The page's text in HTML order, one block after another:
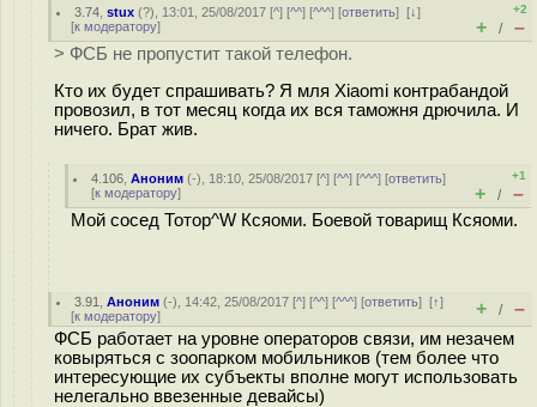
3.74 ,stux (?), 13:01, 25/08/2017 [^] [^^] [^^^] [ответить][↓]
[к модератору]
+2
+ / –
> ФСБ не пропустит такой телефон.
Кто их будет спрашивать? Я мля Xiaomi контрабандой
провозил, в тот месяц когда их вся таможня дрючила. И
ничего. Брат жив.
4.106 ,Аноним (-), 18:10, 25/08/2017 [^] [^^] [^^^] [ответить]
[к модератору]
+1
+ / –
Мой сосед Тотор^W Ксяоми. Боевой товарищ Ксяоми.
3.91 ,Аноним (-), 14:42, 25/08/2017 [^] [^^] [^^^] [ответить][↑]
[к модератору] + / –
ФСБ работает на уровне операторов связи, им незачем
ковыряться с зоопарком мобильников (тем более что
интересующие их субъекты вполне могут использовать
нелегально ввезенные девайсы)